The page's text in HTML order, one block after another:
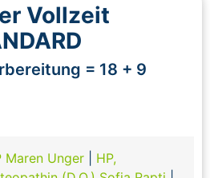
Vollzeit
= 18 + 9
Maren Unger
HP,